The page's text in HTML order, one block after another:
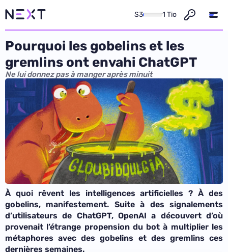
S3 1 Tio
Pourquoi les gobelins et les
gremlins ont envahi ChatGPT
Ne lui donnez pas à manger après minuit
À quoi rêvent les intelligences artificielles ? À des
gobelins, manifestement. Suite à des signalements
d’utilisateurs de ChatGPT, OpenAI a découvert d’où
provenait l’étrange propension du bot à multiplier les
métaphores avec des gobelins et des gremlins ces
dernières semaines.